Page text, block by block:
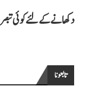
دکھانے کے لئے کوئی
تابعونا